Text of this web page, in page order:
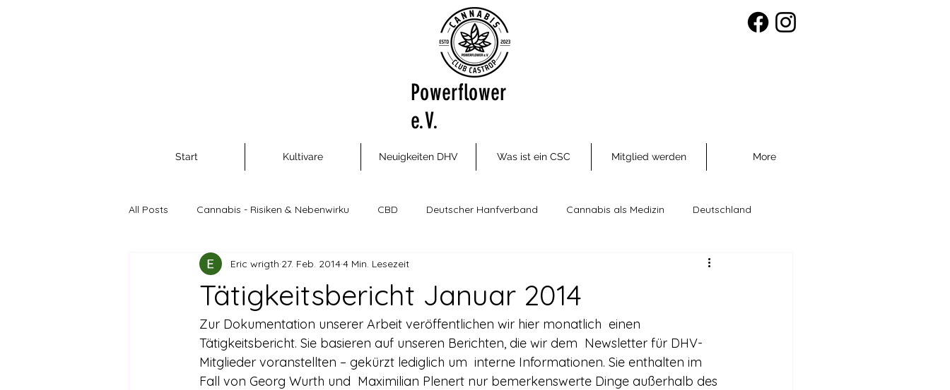
Powerflower
e.V.
Start Kultivare Neuigkeiten DHV Was ist ein CSC Mitglied werden More
All Posts Cannabis - Risiken & Nebenwirku CBD Deutscher Hanfverband Cannabis als Medizin Deutschland
Cannabis als Rohstoff und Nahrungsm Cannabis Social Clubs
Drogen außer Cannabis Führerschein Europa Drogenpolitik - DHV Medienbericht
Legalisierte Länder Hanfszene Mitmachen! Meinungsumfragen Repression Stimmen für die Legalisierung
Tätigkeitsbericht Januar 2014
Eric wrigth 27. Feb. 20144 Min. Lesezeit
Zur Dokumentation unserer Arbeit veröffentlichen wir hier monatlich  einen
Tätigkeitsbericht. Sie basieren auf unseren Berichten, die wir dem  Newsletter für DHV-
Mitglieder voranstellten – gekürzt lediglich um  interne Informationen. Sie enthalten im
Fall von Georg Wurth und  Maximilian Plenert nur bemerkenswerte Dinge außerhalb des